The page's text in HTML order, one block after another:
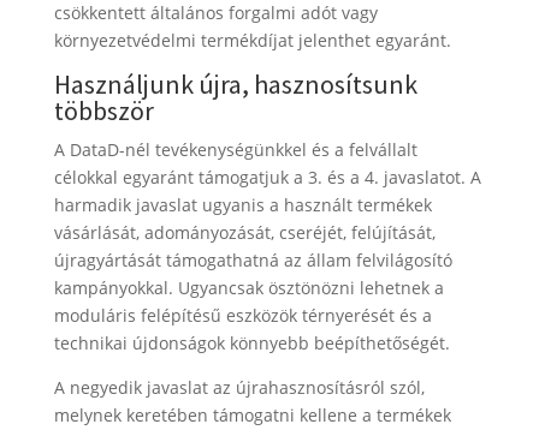
csökkentett általános forgalmi adót vagy
környezetvédelmi termékdíjat jelenthet egyaránt.
Használjunk újra, hasznosítsunk
többször
A DataD-nél tevékenységünkkel és a felvállalt
célokkal egyaránt támogatjuk a 3. és a 4. javaslatot. A
harmadik javaslat ugyanis a használt termékek
vásárlását, adományozását, cseréjét, felújítását,
újragyártását támogathatná az állam felvilágosító
kampányokkal. Ugyancsak ösztönözni lehetnek a
moduláris felépítésű eszközök térnyerését és a
technikai újdonságok könnyebb beépíthetőségét.
A negyedik javaslat az újrahasznosításról szól,
melynek keretében támogatni kellene a termékek